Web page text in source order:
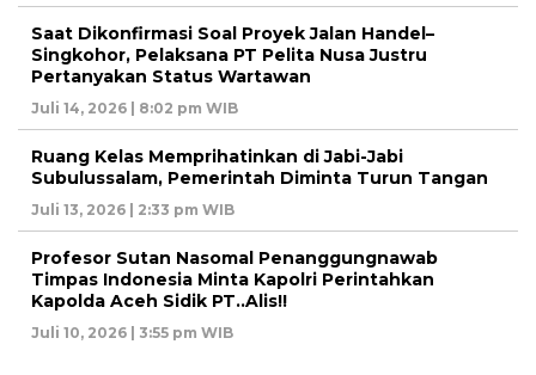
Saat Dikonfirmasi Soal Proyek Jalan Handel–
Singkohor, Pelaksana PT Pelita Nusa Justru
Pertanyakan Status Wartawan
Juli 14, 2026 | 8:02 pm WIB
Ruang Kelas Memprihatinkan di Jabi-Jabi
Subulussalam, Pemerintah Diminta Turun Tangan
Juli 13, 2026 | 2:33 pm WIB
Profesor Sutan Nasomal Penanggungnawab
Timpas Indonesia Minta Kapolri Perintahkan
Kapolda Aceh Sidik PT..Alis!!
Juli 10, 2026 | 3:55 pm WIB